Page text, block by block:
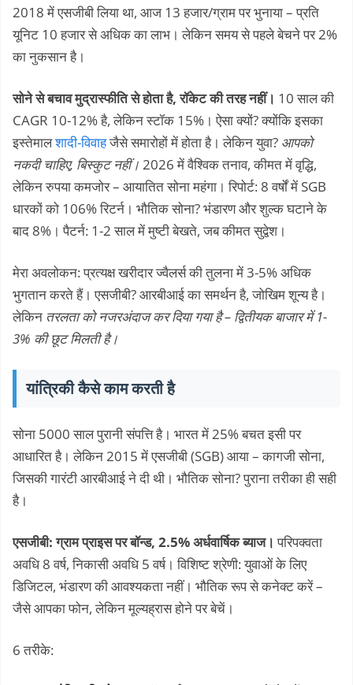
2018 में एसजीबी लिया था, आज 13 हजार/ग्राम पर भुनाया – प्रति
यूनिट 10 हजार से अधिक का लाभ। लेकिन समय से पहले बेचने पर 2%
का नुकसान है।
सोने से बचाव मुद्रास्फीति से होता है, रॉकेट की तरह नहीं। 10 साल की
CAGR 10-12% है, लेकिन स्टॉक 15%। ऐसा क्यों? क्योंकि इसका
इस्तेमालशादी-विवाहजैसे समारोहों में होता है। लेकिन युवा? आपको
नकदी चाहिए, बिस्कुट नहीं। 2026 में वैश्विक तनाव, कीमत में वृद्धि,
लेकिन रुपया कमजोर – आयातित सोना महंगा। रिपोर्ट: 8 वर्षों में SGB
धारकों को 106% रिटर्न। भौतिक सोना? भंडारण और शुल्क घटाने के
बाद 8%। पैटर्न: 1-2 साल में मुष्टी बेखते, जब कीमत सुद्वेश।
मेरा अवलोकन: प्रत्यक्ष खरीदार ज्वैलर्स की तुलना में 3-5% अधिक
भुगतान करते हैं। एसजीबी? आरबीआई का समर्थन है, जोखिम शून्य है।
लेकिन तरलता को नजरअंदाज कर दिया गया है – द्वितीयक बाजार में 1-
3% की छूट मिलती है।
यांत्रिकी कैसे काम करती है
सोना 5000 साल पुरानी संपत्ति है। भारत में 25% बचत इसी पर
आधारित है। लेकिन 2015 में एसजीबी (SGB) आया – कागजी सोना,
जिसकी गारंटी आरबीआई ने दी थी। भौतिक सोना? पुराना तरीका ही सही
है।
एसजीबी: ग्राम प्राइस पर बॉन्ड, 2.5% अर्धवार्षिक ब्याज। परिपक्वता
अवधि 8 वर्ष, निकासी अवधि 5 वर्ष। विशिष्ट श्रेणी: युवाओं के लिए
डिजिटल, भंडारण की आवश्यकता नहीं। भौतिक रूप से कनेक्ट करें –
जैसे आपका फोन, लेकिन मूल्यह्रास होने पर बेचें।
6 तरीके: